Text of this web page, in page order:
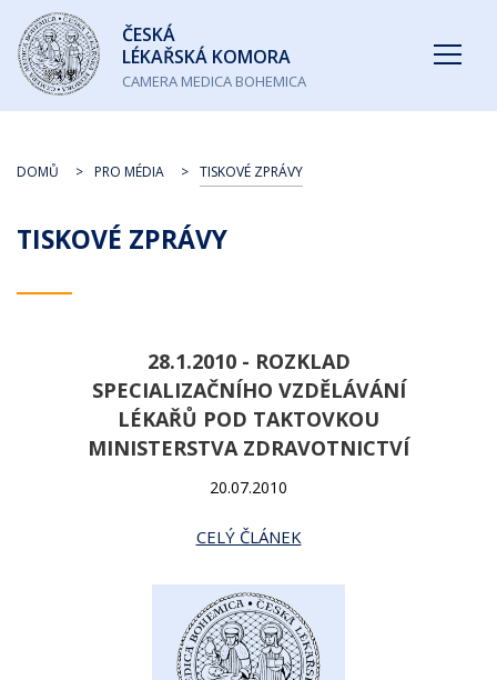
Česká
lékařská
komora
ČESKÁ
LÉKAŘSKÁ KOMORA
CAMERA MEDICA BOHEMICA
TISKOVÉ ZPRÁVY
DOMŮ PRO MÉDIA TISKOVÉ ZPRÁVY
28.1.2010 - ROZKLAD
SPECIALIZAČNÍHO VZDĚLÁVÁNÍ
LÉKAŘŮ POD TAKTOVKOU
MINISTERSTVA ZDRAVOTNICTVÍ
20.07.2010
CELÝ ČLÁNEK